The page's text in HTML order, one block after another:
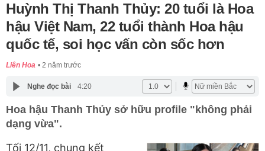
Huỳnh Thị Thanh Thủy: 20 tuổi là Hoa
hậu Việt Nam, 22 tuổi thành Hoa hậu
quốc tế, soi học vấn còn sốc hơn
Liên Hoa 2 năm trước
Nghe đọc bài 4:20
Hoa hậu Thanh Thủy sở hữu profile "không phải
dạng vừa".
Tối 12/11, chung kết